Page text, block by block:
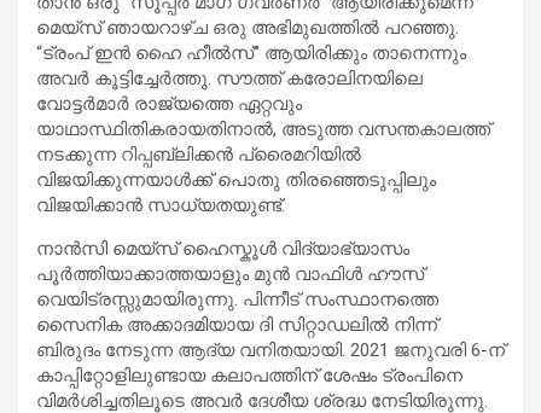
മെയ്‌സ് ഞായറാഴ്ച ഒരു അഭിമുഖത്തിൽ പറഞ്ഞു.
“ട്രംപ് ഇൻ ഹൈ ഹീൽസ്” ആയിരിക്കും താനെന്നും
അവർ കൂട്ടിച്ചേർത്തു. സൗത്ത് കരോലിനയിലെ
വോട്ടർമാർ രാജ്യത്തെ ഏറ്റവും
യാഥാസ്ഥിതികരായതിനാൽ, അടുത്ത വസന്തകാലത്ത്
നടക്കുന്ന റിപ്പബ്ലിക്കൻ പ്രൈമറിയിൽ
വിജയിക്കുന്നയാൾക്ക് പൊതു തിരഞ്ഞെടുപ്പിലും
വിജയിക്കാൻ സാധ്യതയുണ്ട്.
നാൻസി മെയ്‌സ് ഹൈസ്കൂൾ വിദ്യാഭ്യാസം
പൂർത്തിയാക്കാത്തയാളും മുൻ വാഫിൾ ഹൗസ്
വെയിട്രസ്സുമായിരുന്നു. പിന്നീട് സംസ്ഥാനത്തെ
സൈനിക അക്കാദമിയായ ദി സിറ്റാഡലിൽ നിന്ന്
ബിരുദം നേടുന്ന ആദ്യ വനിതയായി. 2021 ജനുവരി 6-ന്
കാപ്പിറ്റോളിലുണ്ടായ കലാപത്തിന് ശേഷം ട്രംപിനെ
വിമർശിച്ചതിലൂടെ അവർ ദേശീയ ശ്രദ്ധ നേടിയിരുന്നു.